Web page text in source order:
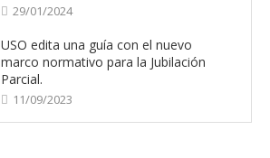
29/01/2024
USO edita una guía con el nuevo
marco normativo para la Jubilación
Parcial.
11/09/2023